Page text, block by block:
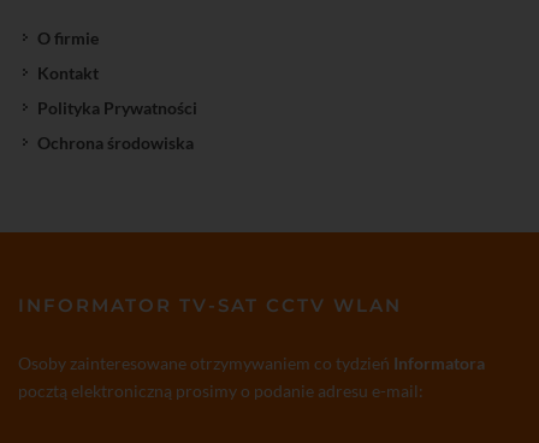
O firmie
Kontakt
Polityka Prywatności
Ochrona środowiska
INFORMATOR TV-SAT CCTV WLAN
Osoby zainteresowane otrzymywaniem co tydzień Informatora
pocztą elektroniczną prosimy o podanie adresu e-mail: